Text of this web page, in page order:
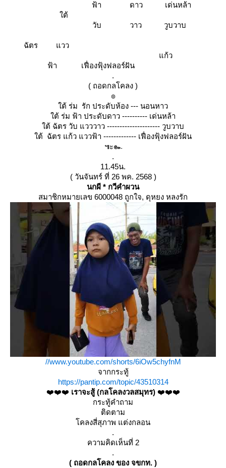
ฟ้า ดาว เด่นหล้า
ต้
วับ วาว วูบวาบ
ฉัตร แวว
ก้ว
ฟ้า เฟื่องฟุ้งฟลอร์ฝัน
.
( ถอดกลโคลง )
๏
ต้ ร่ม รัก ประดับห้อง --- นอนหาว
ต้ ร่ม ฟ้า ประดับดาว ---------- เด่นหล้า
ต้ ฉัตร วับ แวววาว --------------------- วูบวาบ
ต้ ฉัตร แก้ว แววฟ้า ------------- เฟื่องฟุ้งฟลอร์ฝัน
๚ะ๛
.
11.45น.
( วันจันทร์ ที่ 26 พค. 2568 )
นกผี * กวีคำผวน
สมาชิกหมายเลข 6000048 ถูกใจ, ดุหยง หลงรัก
//www.youtube.com/shorts/6iOw5chyfnM
จากกระทู้
https://pantip.com/topic/43510314
❤️❤️❤️ เราจะสู้ (กลโคลงวลสมุทร) ❤️❤️❤️
กระทู้คำถาม
ติดตาม
คลงสี่สุภาพ แต่งกลอน
.
ความคิดเห็นที่ 2
.
( ถอดกลโคลง ของ จขกท. )